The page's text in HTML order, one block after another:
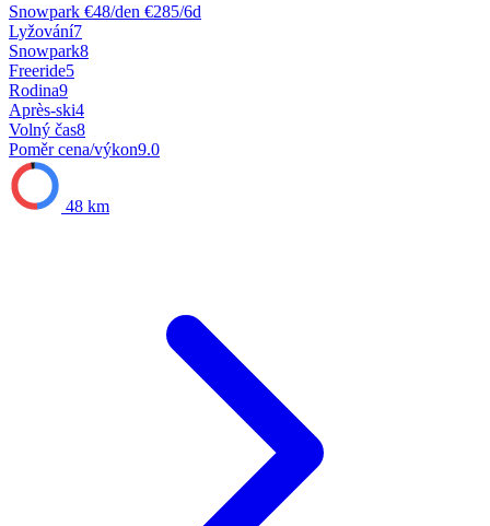
Snowpark €48/den €285/6d
Lyžování7
Snowpark8
Freeride5
Rodina9
Après-ski4
Volný čas8
Poměr cena/výkon9.0
48 km